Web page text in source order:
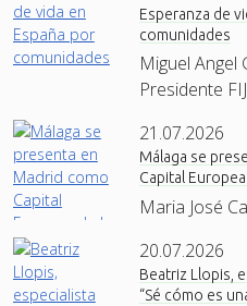
Esperanza de
comunidades
Miguel Angel
Presidente
21.07.2026
Málaga se
Capital
Maria José
20.07.2026
Beatriz Llopis,
“Sé cómo es